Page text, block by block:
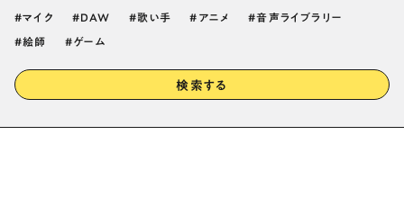
マイク DAW 歌い手 アニメ 音声ライブラリー
絵師 ゲーム
検索する